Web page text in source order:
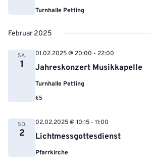
Turnhalle Petting
Februar 2025
SA.
1 Jahreskonzert Musikkapelle
01.02.2025 @ 20:00 - 22:00
Turnhalle Petting
€5
SO.
2 Lichtmessgottesdienst
02.02.2025 @ 10:15 - 11:00
Pfarrkirche